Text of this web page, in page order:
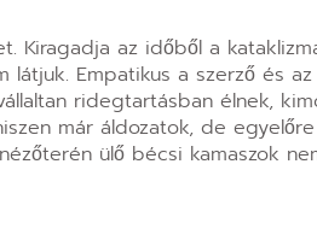
Kiragadja az időből a
látjuk. Empatikus a szerző és
ridegtartásban élnek,
már áldozatok, de
ülő bécsi kamaszok